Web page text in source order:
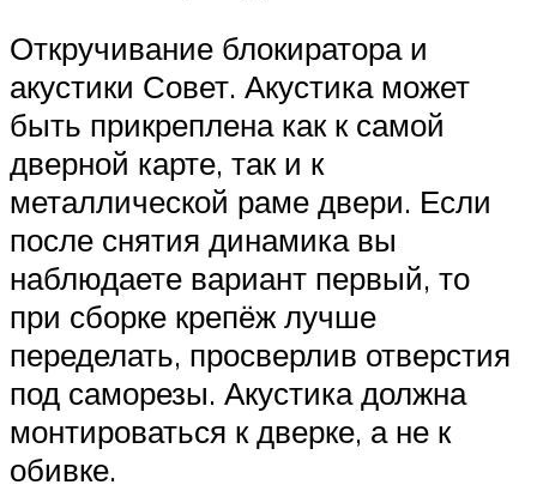
Откручивание блокиратора и
акустики Совет. Акустика может
быть прикреплена как к самой
дверной карте, так и к
металлической раме двери. Если
после снятия динамика вы
наблюдаете вариант первый, то
при сборке крепёж лучше
переделать, просверлив отверстия
под саморезы. Акустика должна
монтироваться к дверке, а не к
обивке.